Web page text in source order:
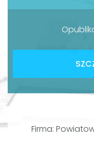
Firma: